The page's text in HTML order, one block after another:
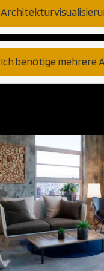
Ich benötige mehrere